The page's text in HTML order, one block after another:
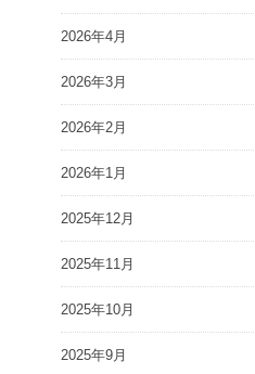
2026年4月
2026年3月
2026年2月
2026年1月
2025年12月
2025年11月
2025年10月
2025年9月